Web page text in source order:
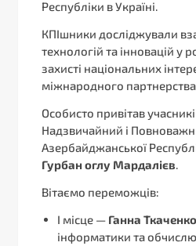
Республіки в Україні.
КПІшники досліджували
технологій та інновацій у
захисті національних
міжнародного
Особисто привітав
Надзвичайний і
Азербайджанської
Гурбан оглу Мардалієв.
Вітаємо переможців:
I місце — Ганна Ткаченко
інформатики та